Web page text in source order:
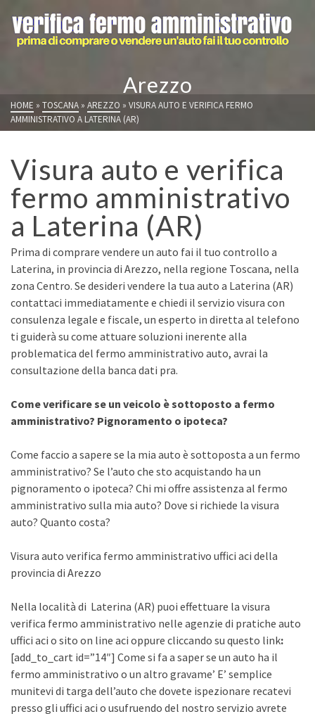
Arezzo
HOME » TOSCANA » AREZZO » VISURA AUTO E VERIFICA FERMO
AMMINISTRATIVO A LATERINA (AR)
Visura auto e verifica
fermo amministrativo
a Laterina (AR)
Prima di comprare vendere un auto fai il tuo controllo a
Laterina, in provincia di Arezzo, nella regione Toscana, nella
zona Centro. Se desideri vendere la tua auto a Laterina (AR)
contattaci immediatamente e chiedi il servizio visura con
consulenza legale e fiscale, un esperto in diretta al telefono
ti guiderà su come attuare soluzioni inerente alla
problematica del fermo amministrativo auto, avrai la
consultazione della banca dati pra.
Come verificare se un veicolo è sottoposto a fermo
amministrativo? Pignoramento o ipoteca?
Come faccio a sapere se la mia auto è sottoposta a un fermo
amministrativo? Se l’auto che sto acquistando ha un
pignoramento o ipoteca? Chi mi offre assistenza al fermo
amministrativo sulla mia auto? Dove si richiede la visura
auto? Quanto costa?
Visura auto verifica fermo amministrativo uffici aci della
provincia di Arezzo
Nella località di Laterina (AR) puoi effettuare la visura
verifica fermo amministrativo nelle agenzie di pratiche auto
uffici aci o sito on line aci oppure cliccando su questo link:
[add_to_cart id=”14″] Come si fa a saper se un auto ha il
fermo amministrativo o un altro gravame’ E’ semplice
munitevi di targa dell’auto che dovete ispezionare recatevi
presso gli uffici aci o usufruendo del nostro servizio avrete